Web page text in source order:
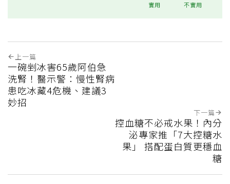
實用 不實用
上一篇
一碗剉冰害65歲阿伯急
洗腎！醫示警：慢性腎病
患吃冰藏4危機、建議3
妙招
下一篇
控血糖不必戒水果！內分
泌專家推「7大控糖水
果」 搭配蛋白質更穩血
糖